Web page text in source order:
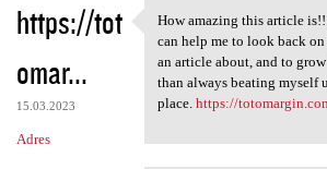
https://tot
omar...
15.03.2023
Adres
How amazing this
How amazing this article
can help me to look back
an article about, and to
than always beating myself
place. https://